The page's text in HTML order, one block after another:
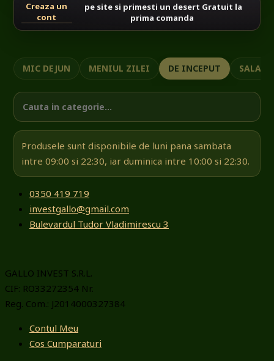
Creaza un
cont
pe site si primesti un desert Gratuit la
prima comanda
MIC DEJUN MENIUL ZILEI DE INCEPUT SALATE
Produsele sunt disponibile de luni pana sambata
intre 09:00 si 22:30, iar duminica intre 10:00 si 22:30.
0350 419 719
investgallo@gmail.com
Bulevardul Tudor Vladimirescu 3
GALLO INVEST S.R.L.
CIF: RO33272354 Nr.
Reg. Com.: J2014000327384
Contul Meu
Cos Cumparaturi